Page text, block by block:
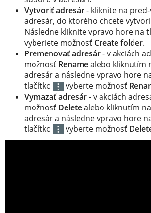
Vytvoriť adresár- kliknite na
adresár, do ktorého chcete
Následne kliknite vpravo hore na
vyberiete možnosť Create folder.
Premenovať adresár- v akciách
možnosť Renamealebo kliknutím
adresár a následne vpravo hore
tlačítko
vyberte možnosť
Vymazať adresár- v akciách
možnosť Deletealebo kliknutím
adresár a následne vpravo hore
tlačítko
vyberte možnosť